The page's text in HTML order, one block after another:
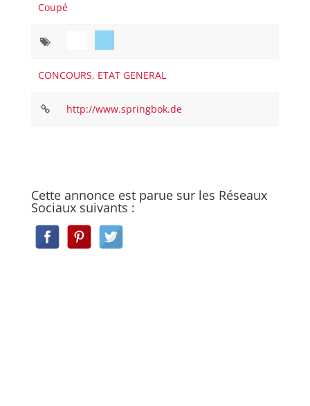
Coupé
CONCOURS, ETAT GENERAL
http://www.springbok.de
Cette annonce est parue sur les Réseaux
Sociaux suivants :